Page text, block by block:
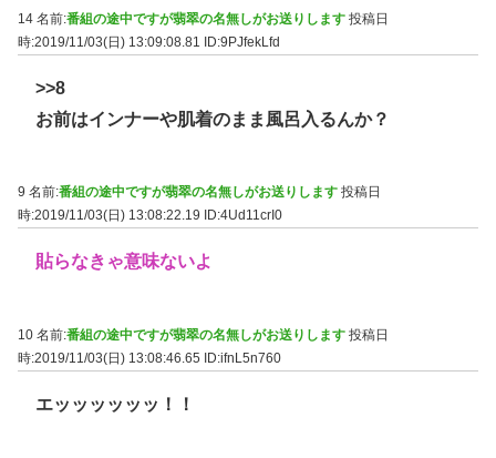
14 名前:番組の途中ですが翡翠の名無しがお送りします 投稿日
時:2019/11/03(日) 13:09:08.81 ID:9PJfekLfd
>>8
お前はインナーや肌着のまま風呂入るんか？
9 名前:番組の途中ですが翡翠の名無しがお送りします 投稿日
時:2019/11/03(日) 13:08:22.19
ID:4Ud11crI0
貼らなきゃ意味ないよ
10 名前:番組の途中ですが翡翠の名無しがお送りします 投稿日
時:2019/11/03(日) 13:08:46.65 ID:ifnL5n760
エッッッッッッ！！